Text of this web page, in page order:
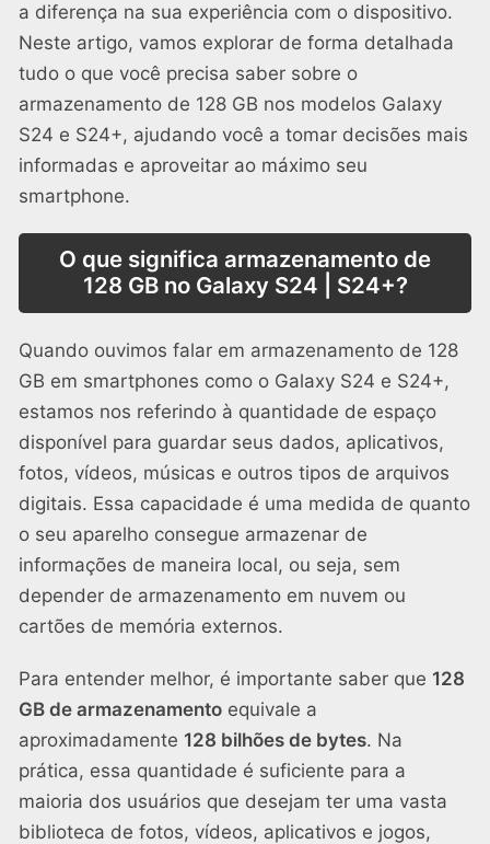
a diferença na sua experiência com o dispositivo.
Neste artigo, vamos explorar de forma detalhada
tudo o que você precisa saber sobre o
armazenamento de 128 GB nos modelos Galaxy
S24 e S24+, ajudando você a tomar decisões mais
informadas e aproveitar ao máximo seu
smartphone.
O que significa armazenamento de
128 GB no Galaxy S24 | S24+?
Quando ouvimos falar em armazenamento de 128
GB em smartphones como o Galaxy S24 e S24+,
estamos nos referindo à quantidade de espaço
disponível para guardar seus dados, aplicativos,
fotos, vídeos, músicas e outros tipos de arquivos
digitais. Essa capacidade é uma medida de quanto
o seu aparelho consegue armazenar de
informações de maneira local, ou seja, sem
depender de armazenamento em nuvem ou
cartões de memória externos.
Para entender melhor, é importante saber que 128
GB de armazenamento equivale a
aproximadamente 128 bilhões de bytes. Na
prática, essa quantidade é suficiente para a
maioria dos usuários que desejam ter uma vasta
biblioteca de fotos, vídeos, aplicativos e jogos,